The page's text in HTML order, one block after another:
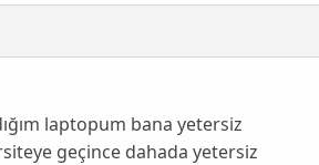
laptopum bana yetersiz
geçince dahada yetersiz